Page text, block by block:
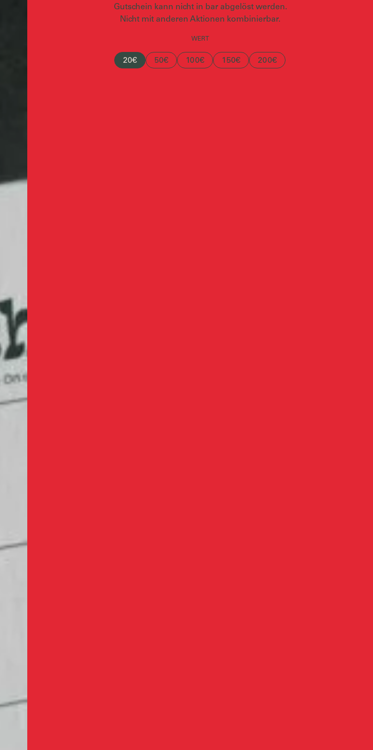
Gutschein kann nicht in bar abgelöst werden.
Nicht mit anderen Aktionen kombinierbar.
WERT
20€ 50€ 100€ 150€ 200€